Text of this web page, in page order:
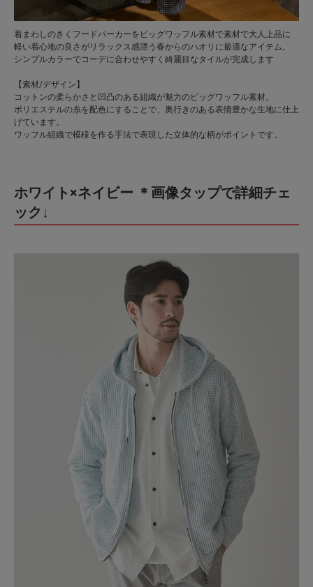
着まわしのきくフードパーカーをビッグワッフル素材で素材で大人上品に
軽い着心地の良さがリラックス感漂う春からのハオリに最適なアイテム。
シンプルカラーでコーデに合わせやすく綺麗目なタイルが完成します
【素材/デザイン】
コットンの柔らかさと凹凸のある組織が魅力のビッグワッフル素材。
ポリエステルの糸を配色にすることで、奥行きのある表情豊かな生地に仕上
げています。
ワッフル組織で模様を作る手法で表現した立体的な柄がポイントです。
ホワイト×ネイビー ＊画像タップで詳細チェ
ック↓